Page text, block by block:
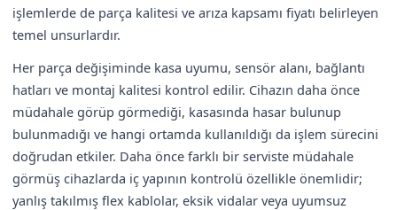
işlemlerde de parça kalitesi ve arıza kapsamı fiyatı belirleyen
temel unsurlardır.
Her parça değişiminde kasa uyumu, sensör alanı, bağlantı
hatları ve montaj kalitesi kontrol edilir. Cihazın daha önce
müdahale görüp görmediği, kasasında hasar bulunup
bulunmadığı ve hangi ortamda kullanıldığı da işlem sürecini
doğrudan etkiler. Daha önce farklı bir serviste müdahale
görmüş cihazlarda iç yapının kontrolü özellikle önemlidir;
yanlış takılmış flex kablolar, eksik vidalar veya uyumsuz